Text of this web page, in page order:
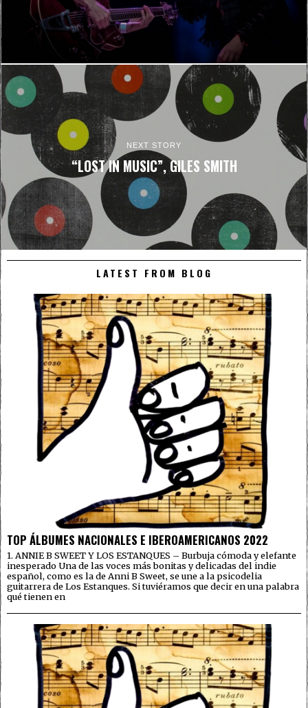
NEXT STORY
“LOST IN MUSIC”, GILES SMITH
LATEST FROM BLOG
TOP ÁLBUMES NACIONALES E IBEROAMERICANOS 2022
1. ANNIE B SWEET Y LOS ESTANQUES – Burbuja cómoda y elefante
inesperado Una de las voces más bonitas y delicadas del indie
español, como es la de Anni B Sweet, se une a la psicodelia
guitarrera de Los Estanques. Si tuviéramos que decir en una palabra
qué tienen en